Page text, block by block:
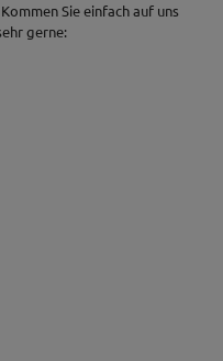
Sie einfach auf uns
gerne: